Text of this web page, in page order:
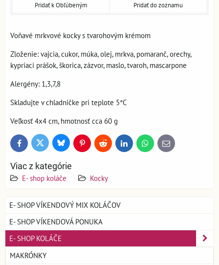
Pridať k Obľúbeným Pridať do zoznamu
Voňavé mrkvové kocky s tvarohovým krémom
Zloženie: vajcia, cukor, múka, olej, mrkva, pomaranč, orechy,
kypriaci prášok, škorica, zázvor, maslo, tvaroh, mascarpone
Alergény: 1,3,7,8
Skladujte v chladničke pri teplote 5°C
Veľkosť 4x4 cm, hmotnosť cca 60 g
FacebookTwitter BlueskyPinterestReddit LinkedInWhatsApp
E-
mail
Viac z kategórie
E- shop koláče Kocky
E- SHOP VÍKENDOVÝ MIX KOLÁČOV
E- SHOP VÍKENDOVÁ PONUKA
E- SHOP KOLÁČE
MAKRÓNKY